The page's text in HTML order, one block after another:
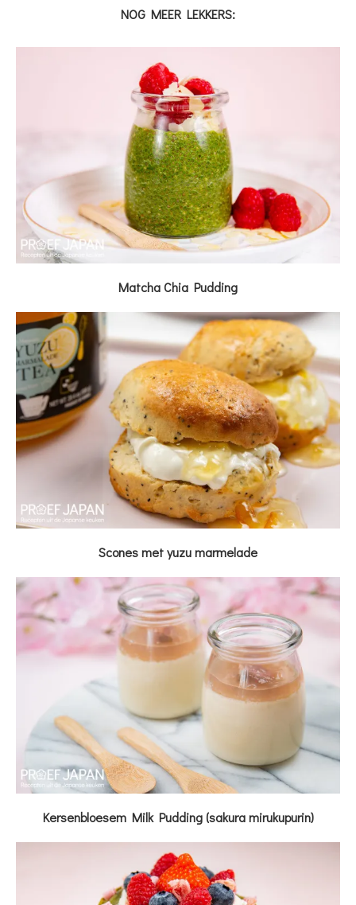
NOG MEER LEKKERS:
Matcha Chia Pudding
Scones met yuzu marmelade
Kersenbloesem Milk Pudding (sakura mirukupurin)